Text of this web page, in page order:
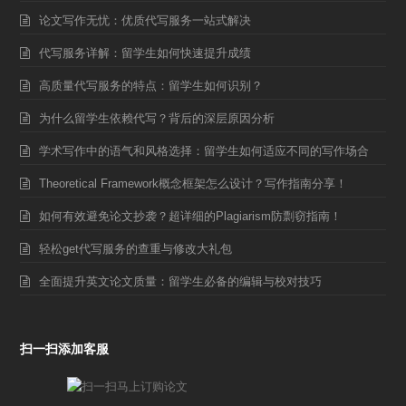
论文写作无忧：优质代写服务一站式解决
代写服务详解：留学生如何快速提升成绩
高质量代写服务的特点：留学生如何识别？
为什么留学生依赖代写？背后的深层原因分析
学术写作中的语气和风格选择：留学生如何适应不同的写作场合
Theoretical Framework概念框架怎么设计？写作指南分享！
如何有效避免论文抄袭？超详细的Plagiarism防剽窃指南！
轻松get代写服务的查重与修改大礼包
全面提升英文论文质量：留学生必备的编辑与校对技巧
扫一扫添加客服